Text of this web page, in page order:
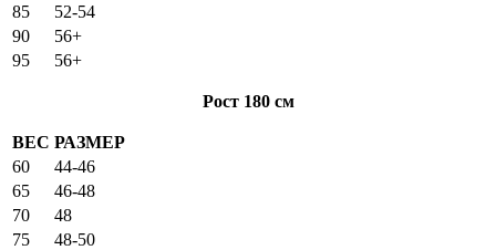
85
52-54
90
56+
95
56+
Рост 180 см
ВЕС РАЗМЕР
60
44-46
65
46-48
70
48
75
48-50